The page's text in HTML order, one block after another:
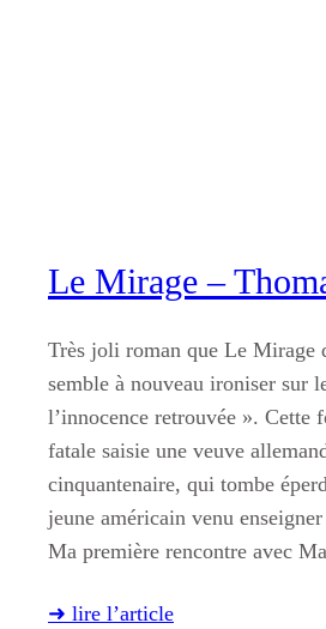
Le Mirage –
Très joli roman que Le Mirage
semble à nouveau ironiser sur
l’innocence retrouvée ». Cette
fatale saisie une veuve
cinquantenaire, qui tombe
jeune américain venu
Ma première rencontre avec
➜ lire l’article